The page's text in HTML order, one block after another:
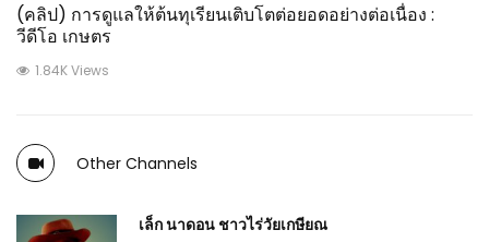
(คลิป) การดูแลให้ต้นทุเรียนเติบโตต่อยอดอย่างต่อเนื่อง :
วีดีโอ เกษตร
1.84K Views
Other Channels
เล็ก นาดอน ชาวไร่วัยเกษียณ